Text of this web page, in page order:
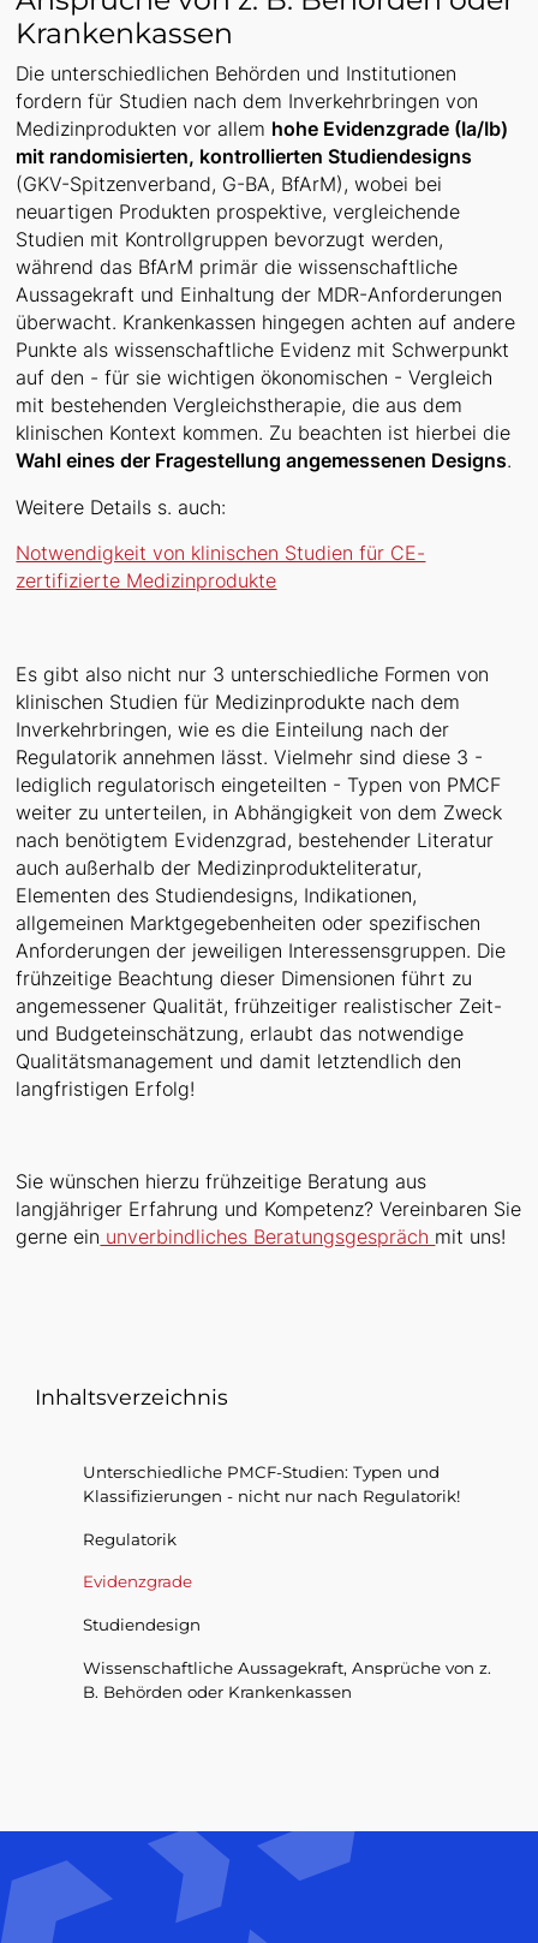
Krankenkassen
Die unterschiedlichen Behörden und Institutionen
fordern für Studien nach dem Inverkehrbringen von
Medizinprodukten vor allem hohe Evidenzgrade (Ia/Ib)
mit randomisierten, kontrollierten Studiendesigns
(GKV-Spitzenverband, G-BA, BfArM), wobei bei
neuartigen Produkten prospektive, vergleichende
Studien mit Kontrollgruppen bevorzugt werden,
während das BfArM primär die wissenschaftliche
Aussagekraft und Einhaltung der MDR-Anforderungen
überwacht. Krankenkassen hingegen achten auf andere
Punkte als wissenschaftliche Evidenz mit Schwerpunkt
auf den - für sie wichtigen ökonomischen - Vergleich
mit bestehenden Vergleichstherapie, die aus dem
klinischen Kontext kommen. Zu beachten ist hierbei die
Wahl eines der Fragestellung angemessenen Designs.
Weitere Details s. auch:
Notwendigkeit von klinischen Studien für CE-
zertifizierte Medizinprodukte
Es gibt also nicht nur 3 unterschiedliche Formen von
klinischen Studien für Medizinprodukte nach dem
Inverkehrbringen, wie es die Einteilung nach der
Regulatorik annehmen lässt. Vielmehr sind diese 3 -
lediglich regulatorisch eingeteilten - Typen von PMCF
weiter zu unterteilen, in Abhängigkeit von dem Zweck
nach benötigtem Evidenzgrad, bestehender Literatur
auch außerhalb der Medizinprodukteliteratur,
Elementen des Studiendesigns, Indikationen,
allgemeinen Marktgegebenheiten oder spezifischen
Anforderungen der jeweiligen Interessensgruppen. Die
frühzeitige Beachtung dieser Dimensionen führt zu
angemessener Qualität, frühzeitiger realistischer Zeit-
und Budgeteinschätzung, erlaubt das notwendige
Qualitätsmanagement und damit letztendlich den
langfristigen Erfolg!
Sie wünschen hierzu frühzeitige Beratung aus
langjähriger Erfahrung und Kompetenz? Vereinbaren Sie
gerne ein unverbindliches Beratungsgespräch mit uns!
Inhaltsverzeichnis
Unterschiedliche PMCF-Studien: Typen und
Klassifizierungen - nicht nur nach Regulatorik!
Regulatorik
Evidenzgrade
Studiendesign
Wissenschaftliche Aussagekraft, Ansprüche von z.
B. Behörden oder Krankenkassen